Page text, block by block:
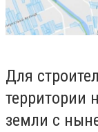
Для
территории
земли с